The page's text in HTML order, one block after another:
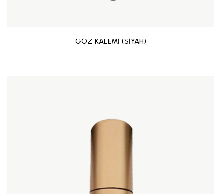
GÖZ KALEMİ (SİYAH)